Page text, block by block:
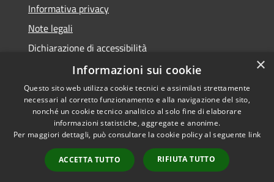
Informativa privacy
Note legali
Dichiarazione di accessibilità
Meccanismo di Feedback
RSS
Accessibilità
Copyright © 2026 • Comune di
byMunicipium
Accesso
redazione
×
Informazioni sui cookie
Questo sito web utilizza cookie tecnici e assimilati strettamente
necessari al corretto funzionamento e alla navigazione del sito,
nonché un cookie tecnico analitico al solo fine di elaborare
informazioni statistiche, aggregate e anonime.
Per maggiori dettagli, può consultare la cookie policy al seguente link
ACCETTA TUTTO RIFIUTA TUTTO